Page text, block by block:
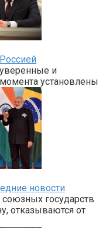
и
установлены
новости
государств
отказываются от